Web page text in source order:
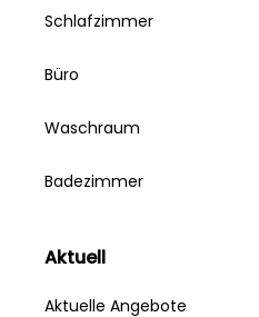
Schlafzimmer
Büro
Waschraum
Badezimmer
aktuell
Aktuelle Angebote